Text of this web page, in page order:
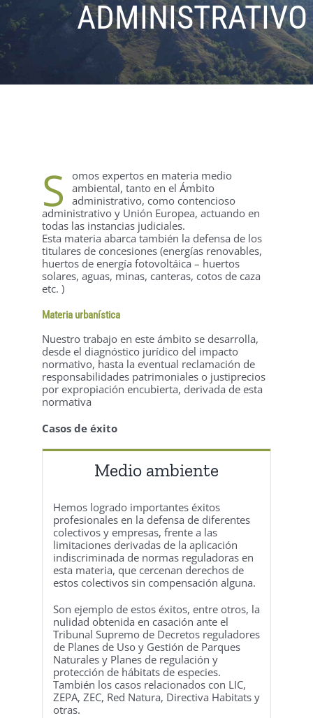
ADMINISTRATIVO
S
omos expertos en materia medio
ambiental, tanto en el Ámbito
administrativo, como contencioso
administrativo y Unión Europea, actuando en
todas las instancias judiciales.
Esta materia abarca también la defensa de los
titulares de concesiones (energías renovables,
huertos de energía fotovoltáica – huertos
solares, aguas, minas, canteras, cotos de caza
etc. )
Materia urbanística
Nuestro trabajo en este ámbito se desarrolla,
desde el diagnóstico jurídico del impacto
normativo, hasta la eventual reclamación de
responsabilidades patrimoniales o justiprecios
por expropiación encubierta, derivada de esta
normativa
Casos de éxito
Medio ambiente
Hemos logrado importantes éxitos
profesionales en la defensa de diferentes
colectivos y empresas, frente a las
limitaciones derivadas de la aplicación
indiscriminada de normas reguladoras en
esta materia, que cercenan derechos de
estos colectivos sin compensación alguna.
Son ejemplo de estos éxitos, entre otros, la
nulidad obtenida en casación ante el
Tribunal Supremo de Decretos reguladores
de Planes de Uso y Gestión de Parques
Naturales y Planes de regulación y
protección de hábitats de especies.
También los casos relacionados con LIC,
ZEPA, ZEC, Red Natura, Directiva Habitats y
otras.